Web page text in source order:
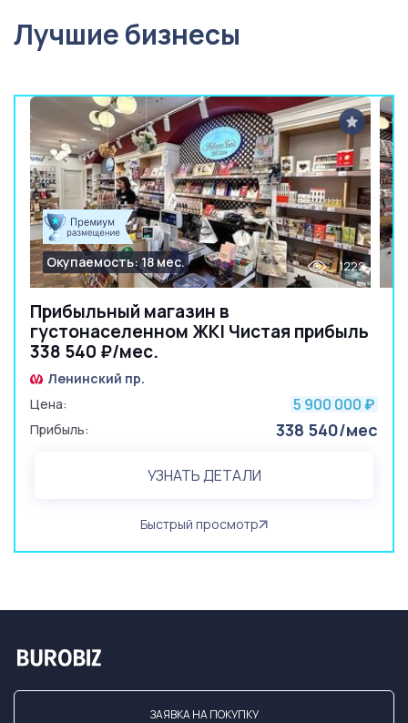
Лучшие бизнесы
Прибыльный магазин в
густонаселенном ЖК| Чистая прибыль
338 540 ₽/мес.
Окупаемость: 18 мес. 1222
Ленинский пр.
Цена:
5 900 000 ₽
Прибыль: 338 540/мес
УЗНАТЬ ДЕТАЛИ
Быстрый просмотр
ЗАЯВКА НА ПОКУПКУ